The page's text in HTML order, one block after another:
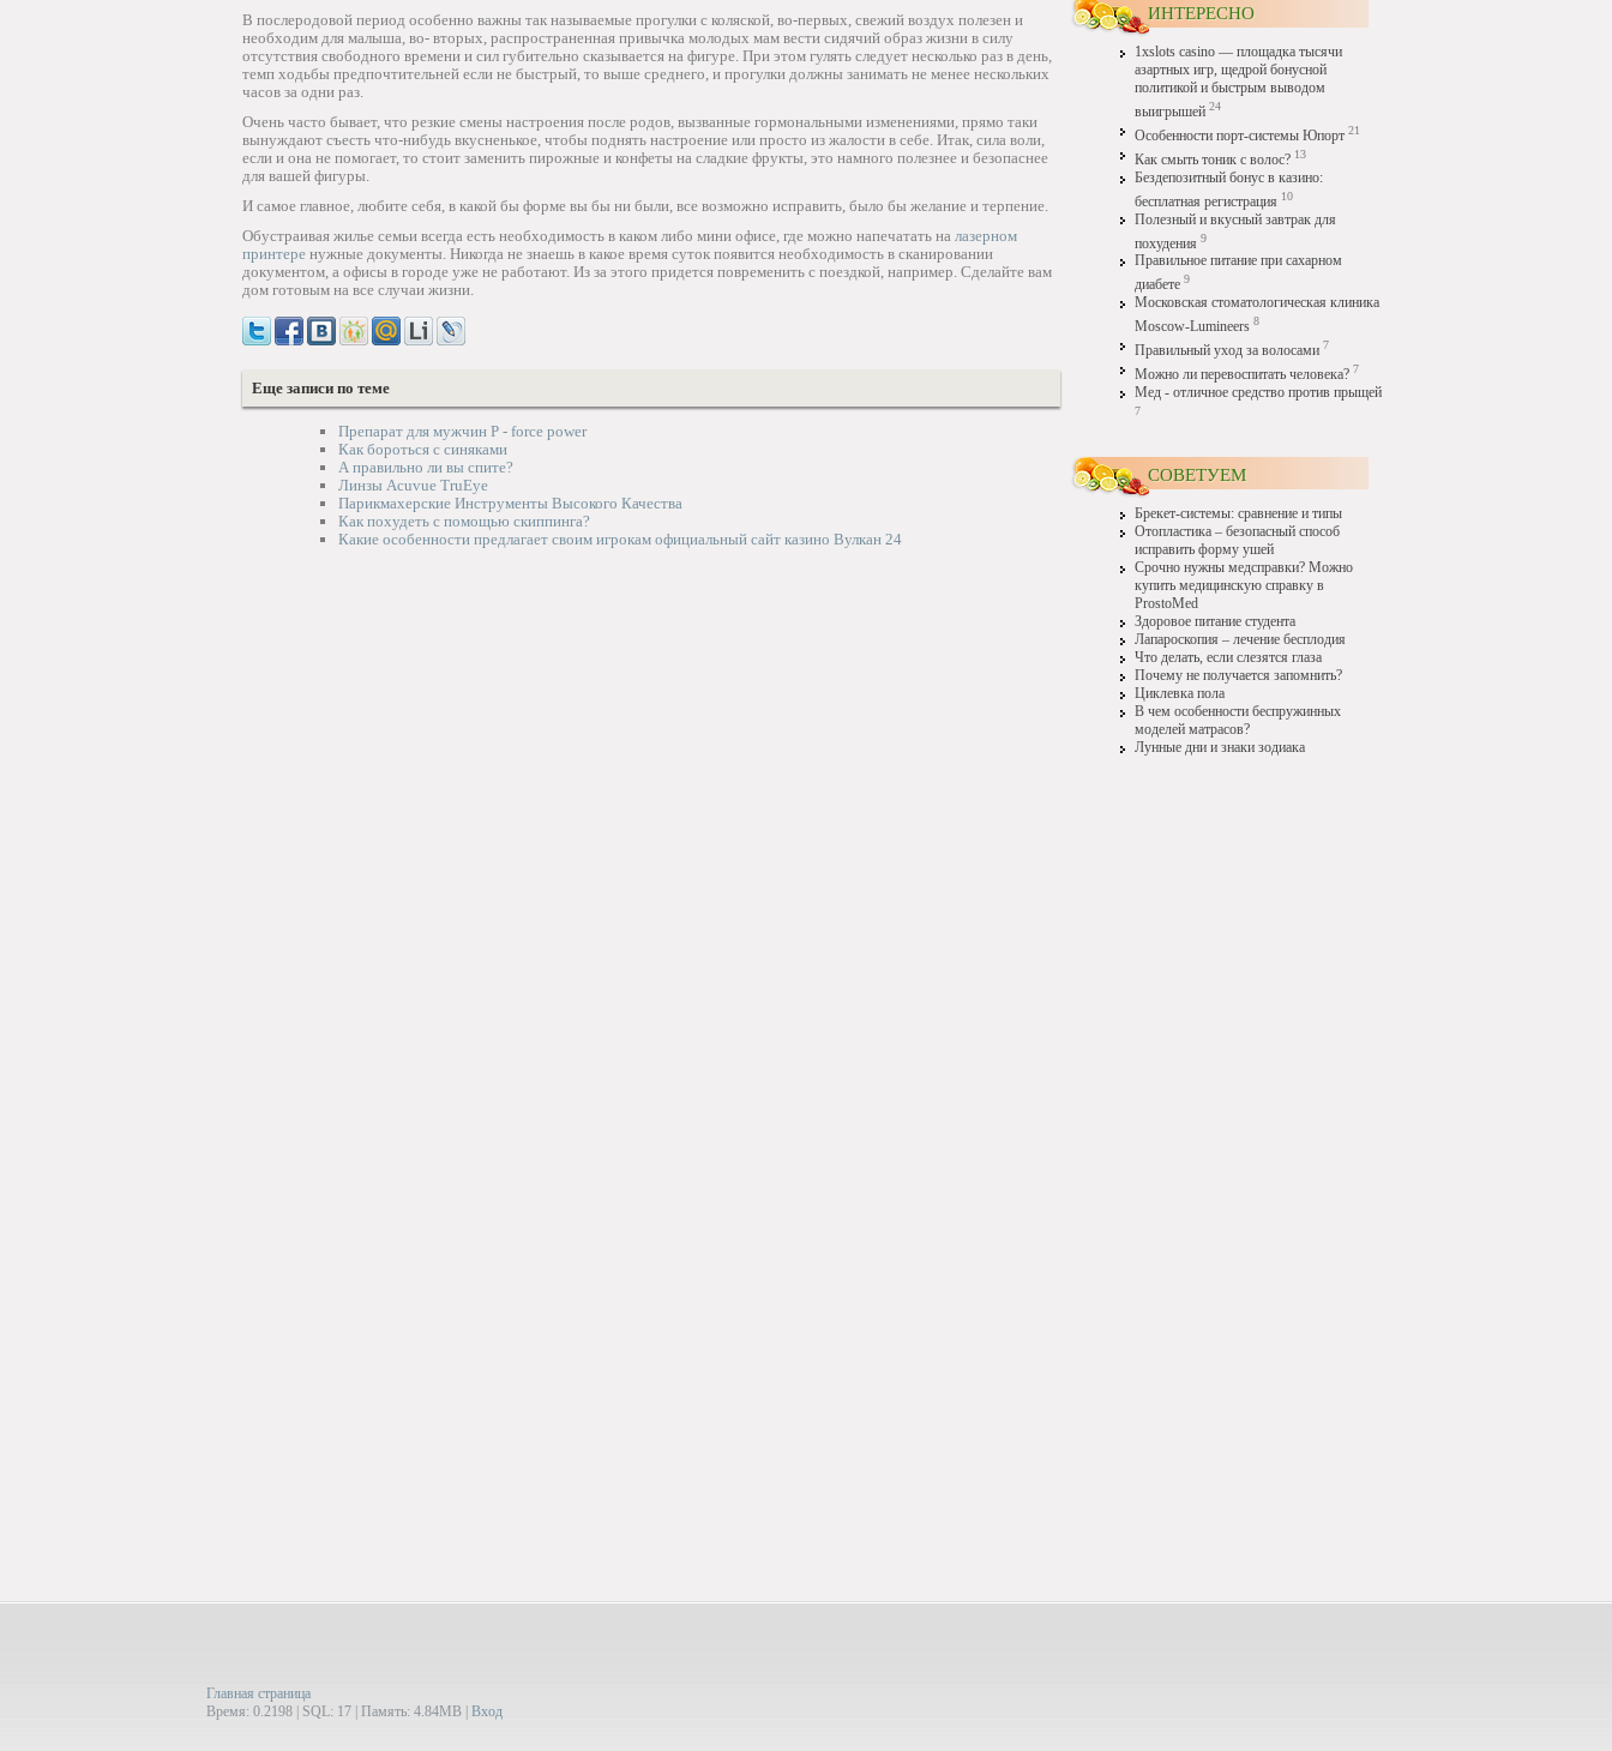
В послеродовой период особенно важны так называемые прогулки с коляской, во-первых, свежий воздух полезен и
необходим для малыша, во- вторых, распространенная привычка молодых мам вести сидячий образ жизни в силу
отсутствия свободного времени и сил губительно сказывается на фигуре. При этом гулять следует несколько раз в день,
темп ходьбы предпочтительней если не быстрый, то выше среднего, и прогулки должны занимать не менее нескольких
часов за одни раз.
Очень часто бывает, что резкие смены настроения после родов, вызванные гормональными изменениями, прямо таки
вынуждают съесть что-нибудь вкусненькое, чтобы поднять настроение или просто из жалости в себе. Итак, сила воли,
если и она не помогает, то стоит заменить пирожные и конфеты на сладкие фрукты, это намного полезнее и безопаснее
для вашей фигуры.
И самое главное, любите себя, в какой бы форме вы бы ни были, все возможно исправить, было бы желание и терпение.
Обустраивая жилье семьи всегда есть необходимость в каком либо мини офисе, где можно напечатать на лазерном
принтере нужные документы. Никогда не знаешь в какое время суток появится необходимость в сканировании
документом, а офисы в городе уже не работают. Из за этого придется повременить с поездкой, например. Сделайте вам
дом готовым на все случаи жизни.
Еще записи по теме
Препарат для мужчин P - force power
Как бороться с синяками
А правильно ли вы спите?
Линзы Acuvue TruEye
Парикмахерские Инструменты Высокого Качества
Как похудеть с помощью скиппинга?
Какие особенности предлагает своим игрокам официальный сайт казино Вулкан 24
ИНТЕРЕСНО
1xslots casino — площадка тысячи
азартных игр, щедрой бонусной
политикой и быстрым выводом
выигрышей 24
Особенности порт-системы Юпорт 21
Как смыть тоник с волос? 13
Бездепозитный бонус в казино:
бесплатная регистрация 10
Полезный и вкусный завтрак для
похудения 9
Правильное питание при сахарном
диабете 9
Московская стоматологическая клиника
Moscow-Lumineers 8
Правильный уход за волосами 7
Можно ли перевоспитать человека? 7
Мед - отличное средство против прыщей
7
СОВЕТУЕМ
Брекет-системы: сравнение и типы
Отопластика – безопасный способ
исправить форму ушей
Срочно нужны медсправки? Можно
купить медицинскую справку в
ProstoMed
Здоровое питание студента
Лапароскопия – лечение бесплодия
Что делать, если слезятся глаза
Почему не получается запомнить?
Циклевка пола
В чем особенности беспружинных
моделей матрасов?
Лунные дни и знаки зодиака
Главная страница
Время: 0.2198 | SQL: 17 | Память: 4.84MB Вход